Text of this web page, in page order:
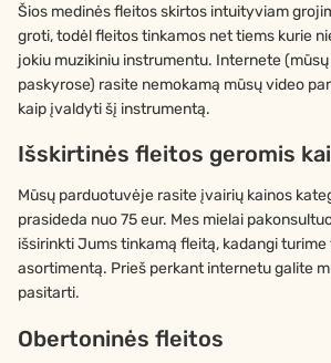
Šios medinės fleitos skirtos intuityviam
groti, todėl fleitos tinkamos net tiems kurie
jokiu muzikiniu instrumentu. Internete
paskyrose) rasite nemokamą mūsų video
kaip įvaldyti šį instrumentą.
Išskirtinės fleitos geromis
Mūsų parduotuvėje rasite įvairių kainos
prasideda nuo 75 eur. Mes mielai
išsirinkti Jums tinkamą fleitą, kadangi turime
asortimentą. Prieš perkant internetu galite
pasitarti.
Obertoninės fleitos